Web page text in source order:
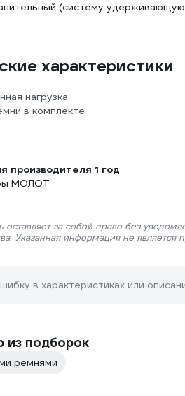
(систему
характеристики
нагрузка
в комплекте
производителя 1 год
МОЛОТ
оставляет за собой право без
Указанная информация не является
в характеристиках или
из подборок
ремнями